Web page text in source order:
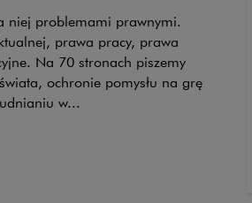
niej problemami prawnymi.
prawa pracy, prawa
Na 70 stronach piszemy
ochronie pomysłu na grę
w...